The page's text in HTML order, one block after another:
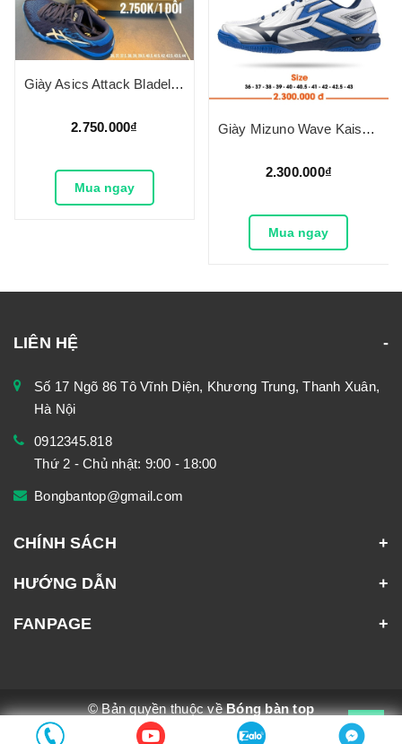
Giày Asics Attack Bladelyte 4 2025
2.750.000₫
Mua ngay
Giày Mizuno Wave Kaiserburg 8
2.300.000₫
Mua ngay
LIÊN HỆ
Số 17 Ngõ 86 Tô Vĩnh Diện, Khương Trung, Thanh Xuân,
Hà Nội
0912345.818
Thứ 2 - Chủ nhật: 9:00 - 18:00
Bongbantop@gmail.com
CHÍNH SÁCH
HƯỚNG DẪN
FANPAGE
© Bản quyền thuộc vềBóng bàn top
Cung cấp bởi
Sapo